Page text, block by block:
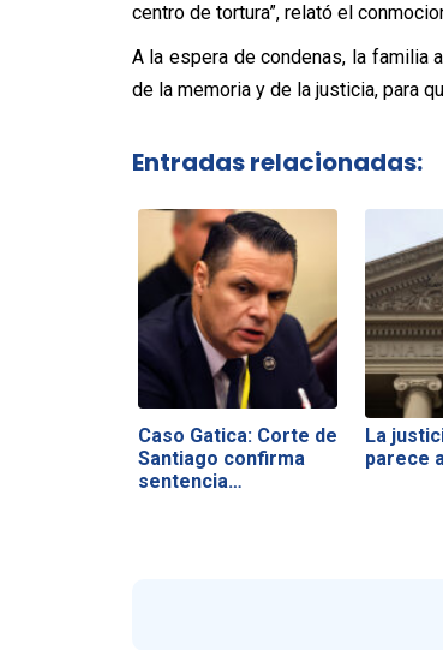
centro de tortura”, relató el
A la espera de condenas, la familia
de la memoria y de la justicia, para
Entradas relacionadas:
Caso Gatica: Corte de
Santiago confirma
sentencia…
La
parece